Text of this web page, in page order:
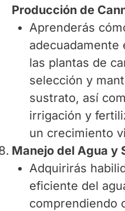
Producción de
Aprenderás
adecuadamente
las plantas de
selección y
sustrato, así
irrigación y
un crecimiento
Manejo del Agua y
Adquirirás
eficiente del
comprendiendo